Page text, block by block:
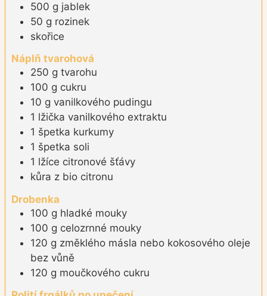
500 g jablek
50 g rozinek
skořice
Náplň tvarohová
250 g tvarohu
100 g cukru
10 g vanilkového pudingu
1 lžička vanilkového extraktu
1 špetka kurkumy
1 špetka soli
1 lžíce citronové šťávy
kůra z bio citronu
Drobenka
100 g hladké mouky
100 g celozrnné mouky
120 g změklého másla nebo kokosového oleje
bez vůně
120 g moučkového cukru